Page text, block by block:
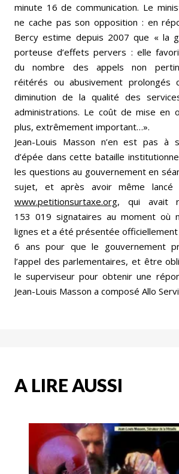
minute 16 de communication. Le
ne cache pas son opposition : en
Bercy estime depuis 2007 que « la
porteuse d’effets pervers : elle
du nombre des appels non
réitérés ou abusivement prolongés
diminution de la qualité des
administrations. Le coût de mise en
plus, extrêmement important…».
Jean-Louis Masson n’en est pas à
d’épée dans cette bataille
les questions au gouvernement en
sujet, et après avoir même lancé
www.petitionsurtaxe.org, qui avait
153 019 signataires au moment où
lignes et a été présentée officiellement
6 ans pour que le gouvernement
l’appel des parlementaires, et être
le superviseur pour obtenir une
Jean-Louis Masson a composé Allo
A LIRE AUSSI